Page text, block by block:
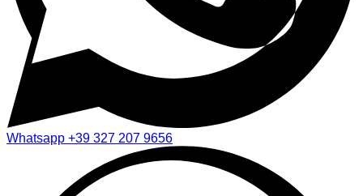
Whatsapp +39 327 207 9656